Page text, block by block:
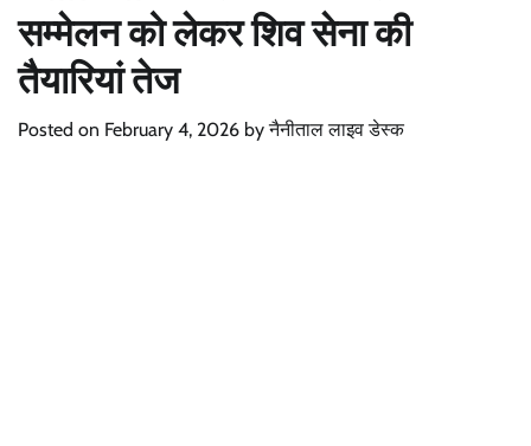
सम्मेलन को लेकर शिव सेना की
तैयारियां तेज
Posted on February 4, 2026 byनैनीताल लाइव डेस्क